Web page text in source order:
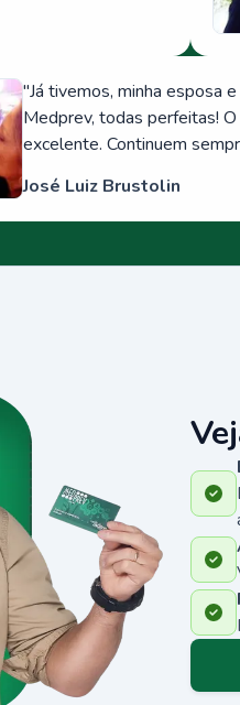
"Já tivemos, minha esposa
Medprev, todas perfeitas!
excelente. Continuem
José Luiz Brustolin